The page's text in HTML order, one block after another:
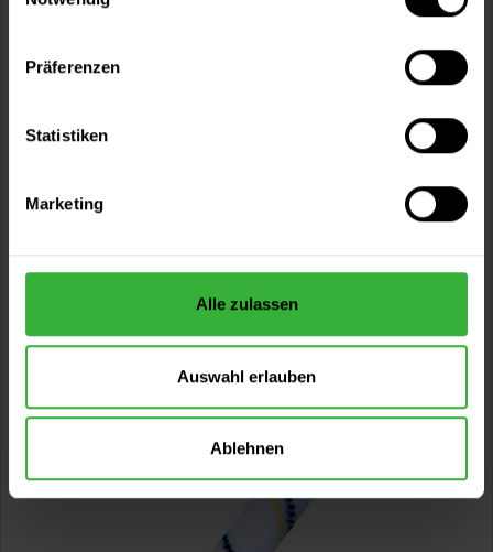
Präferenzen
Statistiken
Marketing
Alle zulassen
Auswahl erlauben
Ablehnen
Schaumstoff-Lackierrolle bügelseitig, rund 100
Lackierrolle mit superfeiner Porung. Ca. 35 mm Rollen-Ø.
(1)
2,99 €
Inhalt:1 Stück